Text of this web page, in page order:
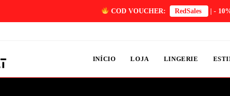
COD VOUCHER: RedSales | -
INÍCIO LOJA LINGERIE